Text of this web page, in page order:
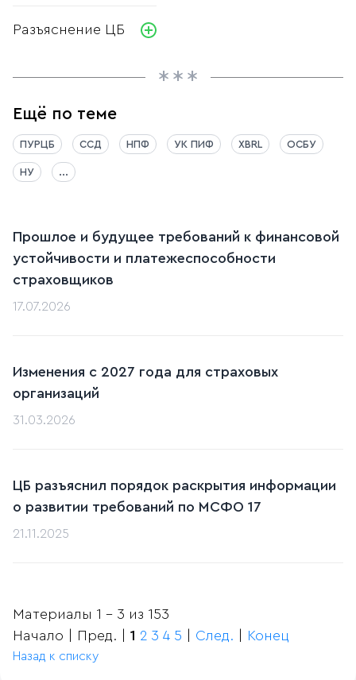
Разъяснение ЦБ
Ещё по теме
ПУРЦБ ССД НПФ УК ПИФ XBRL ОСБУ
НУ ...
Прошлое и будущее требований к финансовой
устойчивости и платежеспособности
страховщиков
17.07.2026
Изменения с 2027 года для страховых
организаций
31.03.2026
ЦБ разъяснил порядок раскрытия информации
о развитии требований по МСФО 17
21.11.2025
Материалы 1 - 3 из 153
Начало | Пред. | 1 2 3 4 5 След. Конец
Назад к списку